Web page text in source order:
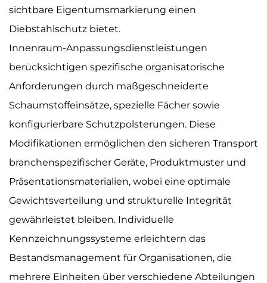
sichtbare Eigentumsmarkierung einen
Diebstahlschutz bietet.
Innenraum-Anpassungsdienstleistungen
berücksichtigen spezifische organisatorische
Anforderungen durch maßgeschneiderte
Schaumstoffeinsätze, spezielle Fächer sowie
konfigurierbare Schutzpolsterungen. Diese
Modifikationen ermöglichen den sicheren Transport
branchenspezifischer Geräte, Produktmuster und
Präsentationsmaterialien, wobei eine optimale
Gewichtsverteilung und strukturelle Integrität
gewährleistet bleiben. Individuelle
Kennzeichnungssysteme erleichtern das
Bestandsmanagement für Organisationen, die
mehrere Einheiten über verschiedene Abteilungen